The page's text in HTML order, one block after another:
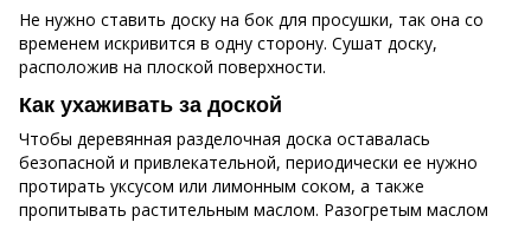
Не нужно ставить доску на бок для просушки, так она со
временем искривится в одну сторону. Сушат доску,
расположив на плоской поверхности.
Как ухаживать за доской
Чтобы деревянная разделочная доска оставалась
безопасной и привлекательной, периодически ее нужно
протирать уксусом или лимонным соком, а также
пропитывать растительным маслом. Разогретым маслом